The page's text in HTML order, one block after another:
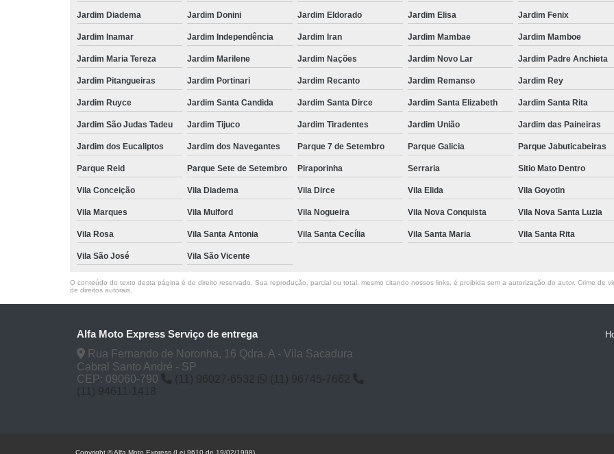
Jardim Diadema Jardim Donini Jardim Eldorado Jardim Elisa Jardim Fenix
Jardim Inamar Jardim Independência Jardim Iran Jardim Mambae Jardim Mamboe
Jardim Maria Tereza Jardim Marilene Jardim Nações Jardim Novo Lar Jardim Padre Anchieta
Jardim Pitangueiras Jardim Portinari Jardim Recanto Jardim Remanso Jardim Rey
Jardim Ruyce Jardim Santa Candida Jardim Santa Dirce Jardim Santa Elizabeth Jardim Santa Rita
Jardim São Judas Tadeu Jardim Tijuco Jardim Tiradentes Jardim União Jardim das Paineiras
Jardim dos Eucaliptos Jardim dos Navegantes Parque 7 de Setembro Parque Galicia Parque Jabuticabeiras
Parque Reid Parque Sete de Setembro Piraporinha Serraria Sitio Mato Dentro
Vila Conceição Vila Diadema Vila Dirce Vila Elida Vila Goyotin
Vila Marques Vila Mulford Vila Nogueira Vila Nova Conquista Vila Nova Santa Luzia
Vila Rosa Vila Santa Antonia Vila Santa Cecília Vila Santa Maria Vila Santa Rita
Vila São José Vila São Vicente
O conteúdo do texto desta página é de direito reservado. Sua reprodução, parcial ou total, mesmo citando nossos links, é proibida sem a autorização do autor. Crime de
de direitos autorais
Alfa Moto Express Serviço de entrega
Rua Fernando de Noronha, 16 Qdra. A - Vila Sacadura
Cabral Santo André - SP
CEP: 09060-790
(11) 96027-6532
(11) 96745-7662
(11) 94611-1418
Copyright © Alfa Moto Express (Lei 9610 de 19/02/1998)